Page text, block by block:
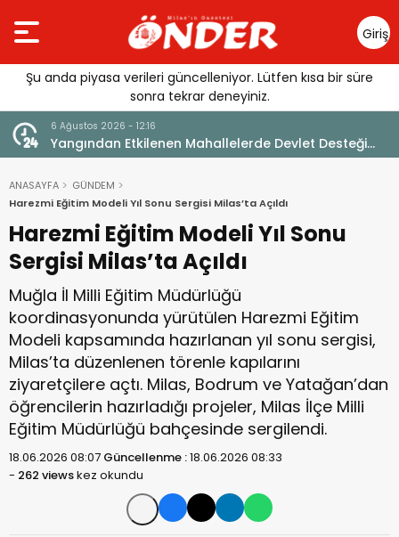
Giriş
Yap
Şu anda piyasa verileri güncelleniyor. Lütfen kısa bir süre
sonra tekrar deneyiniz.
Mahallelerde Devlet Desteği LGS YERLEŞTİRME
ANASAYFA
GÜNDEM
Harezmi Eğitim Modeli Yıl Sonu Sergisi Milas’ta Açıldı
Harezmi Eğitim Modeli Yıl Sonu
Sergisi Milas’ta Açıldı
Muğla İl Milli Eğitim Müdürlüğü
koordinasyonunda yürütülen Harezmi Eğitim
Modeli kapsamında hazırlanan yıl sonu sergisi,
Milas’ta düzenlenen törenle kapılarını
ziyaretçilere açtı. Milas, Bodrum ve Yatağan’dan
öğrencilerin hazırladığı projeler, Milas İlçe Milli
Eğitim Müdürlüğü bahçesinde sergilendi.
18.06.2026 08:07 Güncellenme :18.06.2026 08:33
- 262 viewskez okundu